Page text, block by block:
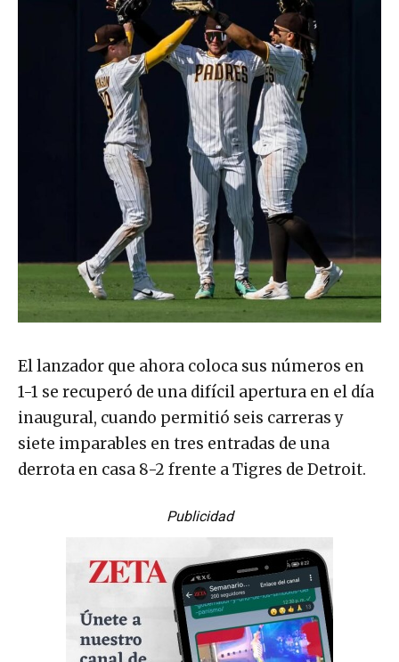
El lanzador que ahora coloca sus números en
1-1 se recuperó de una difícil apertura en el día
inaugural, cuando permitió seis carreras y
siete imparables en tres entradas de una
derrota en casa 8-2 frente a Tigres de Detroit.
Publicidad